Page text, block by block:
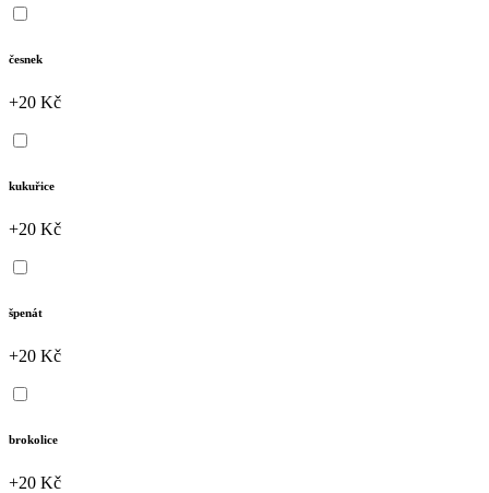
česnek
+20 Kč
kukuřice
+20 Kč
špenát
+20 Kč
brokolice
+20 Kč